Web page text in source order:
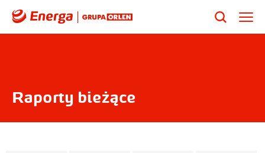
Raporty bieżące